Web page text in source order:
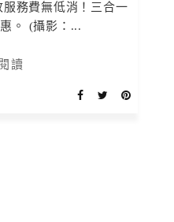
務費無低消！三合一
。 (攝影：...
讀